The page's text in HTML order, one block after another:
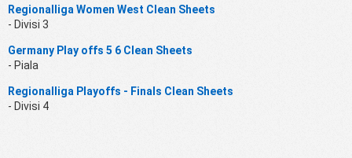
Regionalliga Women West Clean Sheets
- Divisi 3
Germany Play offs 5 6 Clean Sheets
- Piala
Regionalliga Playoffs - Finals Clean Sheets
- Divisi 4